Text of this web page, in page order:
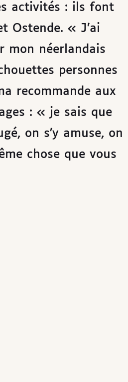
activités : ils font
Ostende. « J’ai
mon néerlandais
personnes
recommande aux
: « je sais que
on s’y amuse, on
chose que vous